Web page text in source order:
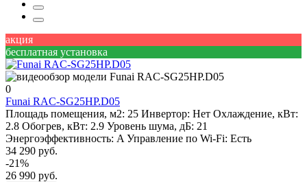
акция
бесплатная установка
0
Funai RAC-SG25HP.D05
Площадь помещения, м2: 25 Инвертор: Нет Охлаждение, кВт:
2.8 Обогрев, кВт: 2.9 Уровень шума, дБ: 21
Энергоэффективность: A Управление по Wi-Fi: Есть
34 290 руб.
-21%
26 990 руб.